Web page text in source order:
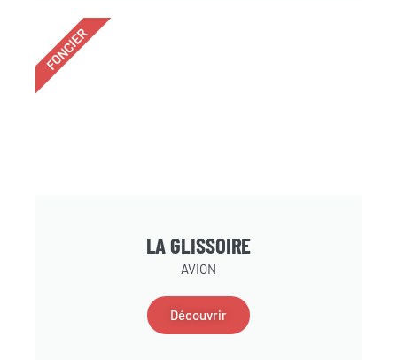
LA GLISSOIRE
AVION
Découvrir
FONCIER